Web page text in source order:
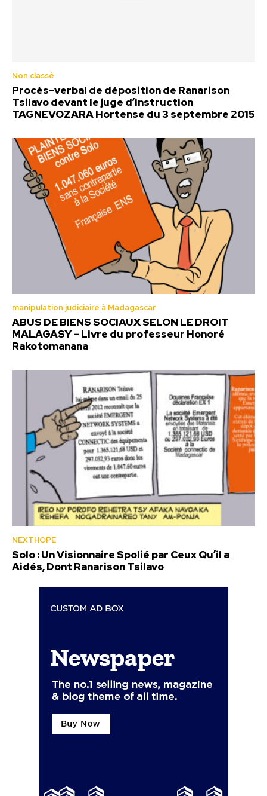
Non classé
Procès-verbal de déposition de Ranarison
Tsilavo devant le juge d’instruction
TAGNEVOZARA Hortense du 3 septembre 2015
manipulation judiciaire à Madagascar
ABUS DE BIENS SOCIAUX SELON LE DROIT
MALAGASY – Livre du professeur Honoré
Rakotomanana
NEXTHOPE
Solo : Un Visionnaire Spolié par Ceux Qu’il a
Aidés, Dont Ranarison Tsilavo